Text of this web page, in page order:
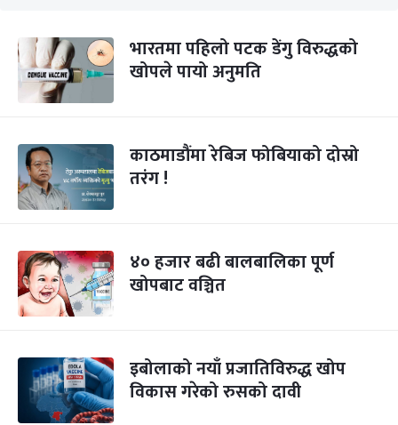
भारतमा पहिलो पटक डेंगु विरुद्धको
खोपले पायो अनुमति
काठमाडौंमा रेबिज फोबियाको दोस्रो
तरंग !
४० हजार बढी बालबालिका पूर्ण
खोपबाट वञ्चित
इबोलाको नयाँ प्रजातिविरुद्ध खोप
विकास गरेको रुसको दावी